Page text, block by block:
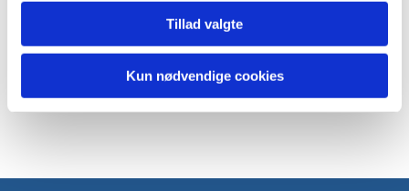
Tillad valgte
Kun nødvendige cookies